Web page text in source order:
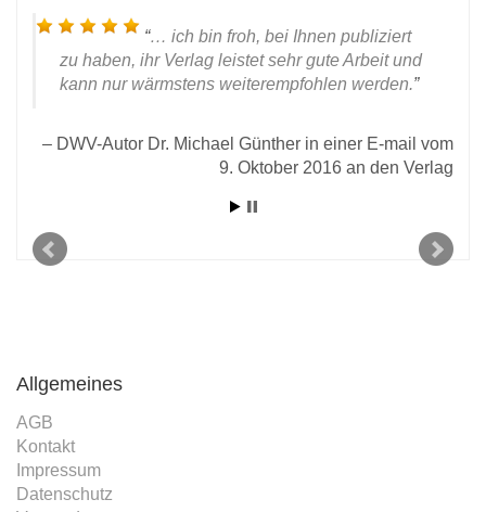
… ich bin froh, bei Ihnen publiziert
zu haben, ihr Verlag leistet sehr gute Arbeit und
kann nur wärmstens weiterempfohlen werden.
DWV-Autor Dr. Michael Günther in einer E-mail vom
9. Oktober 2016 an den Verlag
Allgemeines
AGB
Kontakt
Impressum
Datenschutz